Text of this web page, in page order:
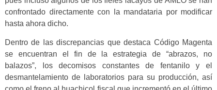
confrontado directamente con la mandataria por modificar
hasta ahora dicho.
Dentro de las discrepancias que destaca Código Magenta
se encuentran el fin de la estrategia de “abrazos, no
balazos”, los decomisos constantes de fentanilo y el
desmantelamiento de laboratorios para su producción, así